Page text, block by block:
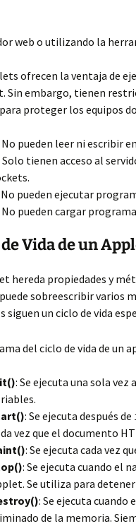
web o utilizando la
ofrecen la ventaja de
Sin embargo, tienen
proteger los equipos
pueden leer ni escribir
Solo tienen acceso al
pueden ejecutar
No pueden cargar
Vida de un
hereda propiedades y
sobreescribir varios
siguen un ciclo de vida
: Se ejecuta una sola
: Se ejecuta después de
vez que el documento
: Se ejecuta cada vez
: Se ejecuta cuando el
Se utiliza para
: Se ejecuta
de la memoria.